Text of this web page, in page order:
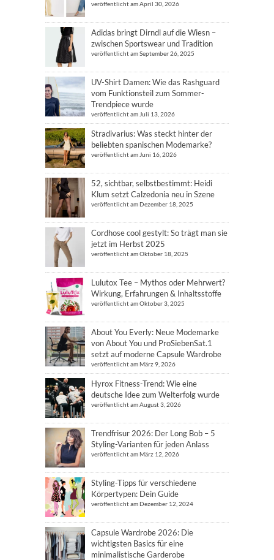
veröffentlicht am April 30, 2026
Adidas bringt Dirndl auf die Wiesn –
zwischen Sportswear und Tradition
veröffentlicht am September 26, 2025
UV-Shirt Damen: Wie das Rashguard
vom Funktionsteil zum Sommer-
Trendpiece wurde
veröffentlicht am Juli 13, 2026
Stradivarius: Was steckt hinter der
beliebten spanischen Modemarke?
veröffentlicht am Juni 16, 2026
52, sichtbar, selbstbestimmt: Heidi
Klum setzt Calzedonia neu in Szene
veröffentlicht am Dezember 18, 2025
Cordhose cool gestylt: So trägt man sie
jetzt im Herbst 2025
veröffentlicht am Oktober 18, 2025
Lulutox Tee – Mythos oder Mehrwert?
Wirkung, Erfahrungen & Inhaltsstoffe
veröffentlicht am Oktober 3, 2025
About You Everly: Neue Modemarke
von About You und ProSiebenSat.1
setzt auf moderne Capsule Wardrobe
veröffentlicht am März 9, 2026
Hyrox Fitness-Trend: Wie eine
deutsche Idee zum Welterfolg wurde
veröffentlicht am August 3, 2026
Trendfrisur 2026: Der Long Bob – 5
Styling-Varianten für jeden Anlass
veröffentlicht am März 12, 2026
Styling-Tipps für verschiedene
Körpertypen: Dein Guide
veröffentlicht am Dezember 12, 2024
Capsule Wardrobe 2026: Die
wichtigsten Basics für eine
minimalistische Garderobe